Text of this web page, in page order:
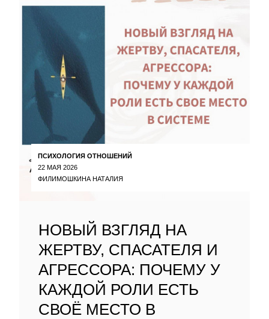
ПСИХОЛОГИЯ ОТНОШЕНИЙ
22 МАЯ 2026
ФИЛИМОШКИНА НАТАЛИЯ
НОВЫЙ ВЗГЛЯД НА
ЖЕРТВУ, СПАСАТЕЛЯ И
АГРЕССОРА: ПОЧЕМУ У
КАЖДОЙ РОЛИ ЕСТЬ
СВОЁ МЕСТО В